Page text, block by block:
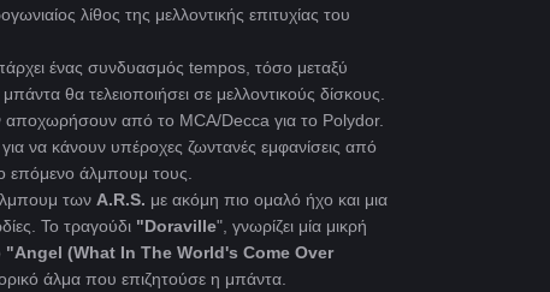
λίθος της μελλοντικής επιτυχίας του
ένας συνδυασμός tempos, τόσο μεταξύ
θα τελειοποιήσει σε μελλοντικούς δίσκους.
από το MCA/Decca για το Polydor.
να κάνουν υπέροχες ζωντανές εμφανίσεις από
επόμενο άλμπουμ τους.
των A.R.S. με ακόμη πιο ομαλό ήχο και μια
Το τραγούδι "Doraville", γνωρίζει μία μικρή
"Angel (What In The World's Come Over
άλμα που επιζητούσε η μπάντα.